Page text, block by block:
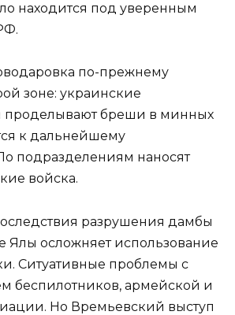
находится под уверенным
по-прежнему
зоне: украинские
бреши в минных
к дальнейшему
подразделениям наносят
войска.
разрушения дамбы
Ялы осложняет использование
Ситуативные проблемы с
беспилотников, армейской и
Но Времьевский выступ